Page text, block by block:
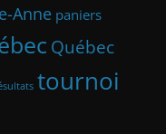
Anne paniers
Québec
tournoi